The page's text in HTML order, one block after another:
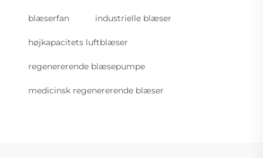
blæserfan industrielle blæser
højkapacitets luftblæser
regenererende blæsepumpe
medicinsk regenererende blæser